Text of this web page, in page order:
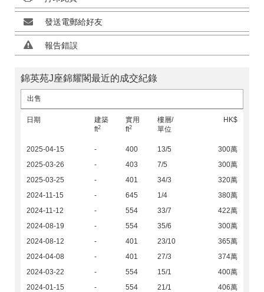
發送電郵給好友
報告錯誤
錦英苑J座錦耀閣最近的成交紀錄
出售
日期
建築
ft2
實用
ft2
樓層/
單位
HK$
2025-04-15 - 400 13/5
300萬
2025-03-26
- 403 7/5
300萬
2025-03-25
- 401 34/3
320萬
2024-11-15
- 645 1/4
380萬
2024-11-12
- 554 33/7
422萬
2024-08-19
- 554 35/6
300萬
2024-08-12
- 401 23/10
365萬
2024-04-08
- 401 27/3
374萬
2024-03-22
- 554 15/1
400萬
2024-01-15
- 554 21/1 406萬